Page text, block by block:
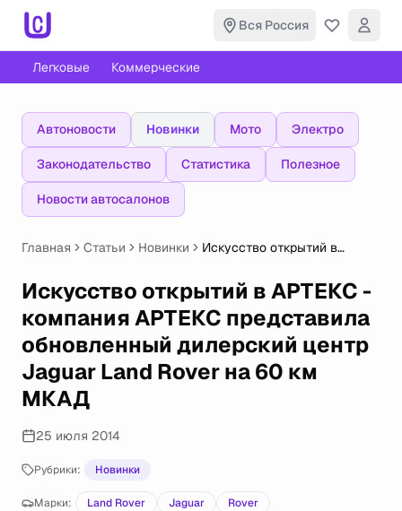
Вся Россия
Легковые Коммерческие
Автоновости Новинки Мото Электро
Законодательство Статистика Полезное
Новости автосалонов
Главная Статьи Новинки
Искусство открытий в
представила обновленный
дилерский центр Jaguar
Land Rover на 60 км МКАД
Искусство открытий в АРТЕКС -
компания АРТЕКС представила
обновленный дилерский центр
Jaguar Land Rover на 60 км
МКАД
25 июля 2014
Рубрики: Новинки
Марки: Land Rover Jaguar Rover